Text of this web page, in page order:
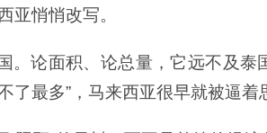
亚悄悄改写。
。论面积、论总量，它远不及泰
了最多”，马来西亚很早就被逼着